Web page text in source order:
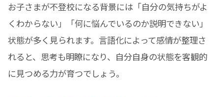
お子さまが不登校になる背景には「自分の気持ちがよ
くわからない」「何に悩んでいるのか説明できない」
状態が多く見られます。言語化によって感情が整理さ
れると、思考も明瞭になり、自分自身の状態を客観的
に見つめる力が育つでしょう。